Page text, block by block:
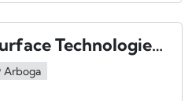
Curtiss-Wright Surface Technologies AB
Arboga